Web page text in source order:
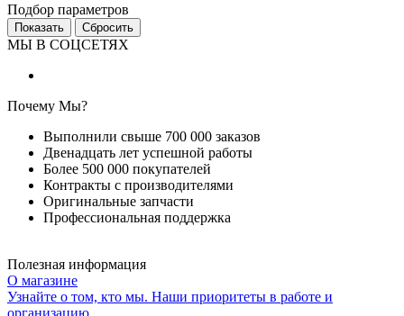
Подбор параметров
МЫ В СОЦСЕТЯХ
Почему Мы?
Выполнили свыше 700 000 заказов
Двенадцать лет успешной работы
Более 500 000 покупателей
Контракты с производителями
Оригинальные запчасти
Профессиональная поддержка
Полезная информация
О магазине
Узнайте о том, кто мы. Наши приоритеты в работе и
организацию.